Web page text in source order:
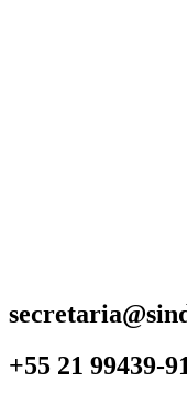
+55 21 99439-